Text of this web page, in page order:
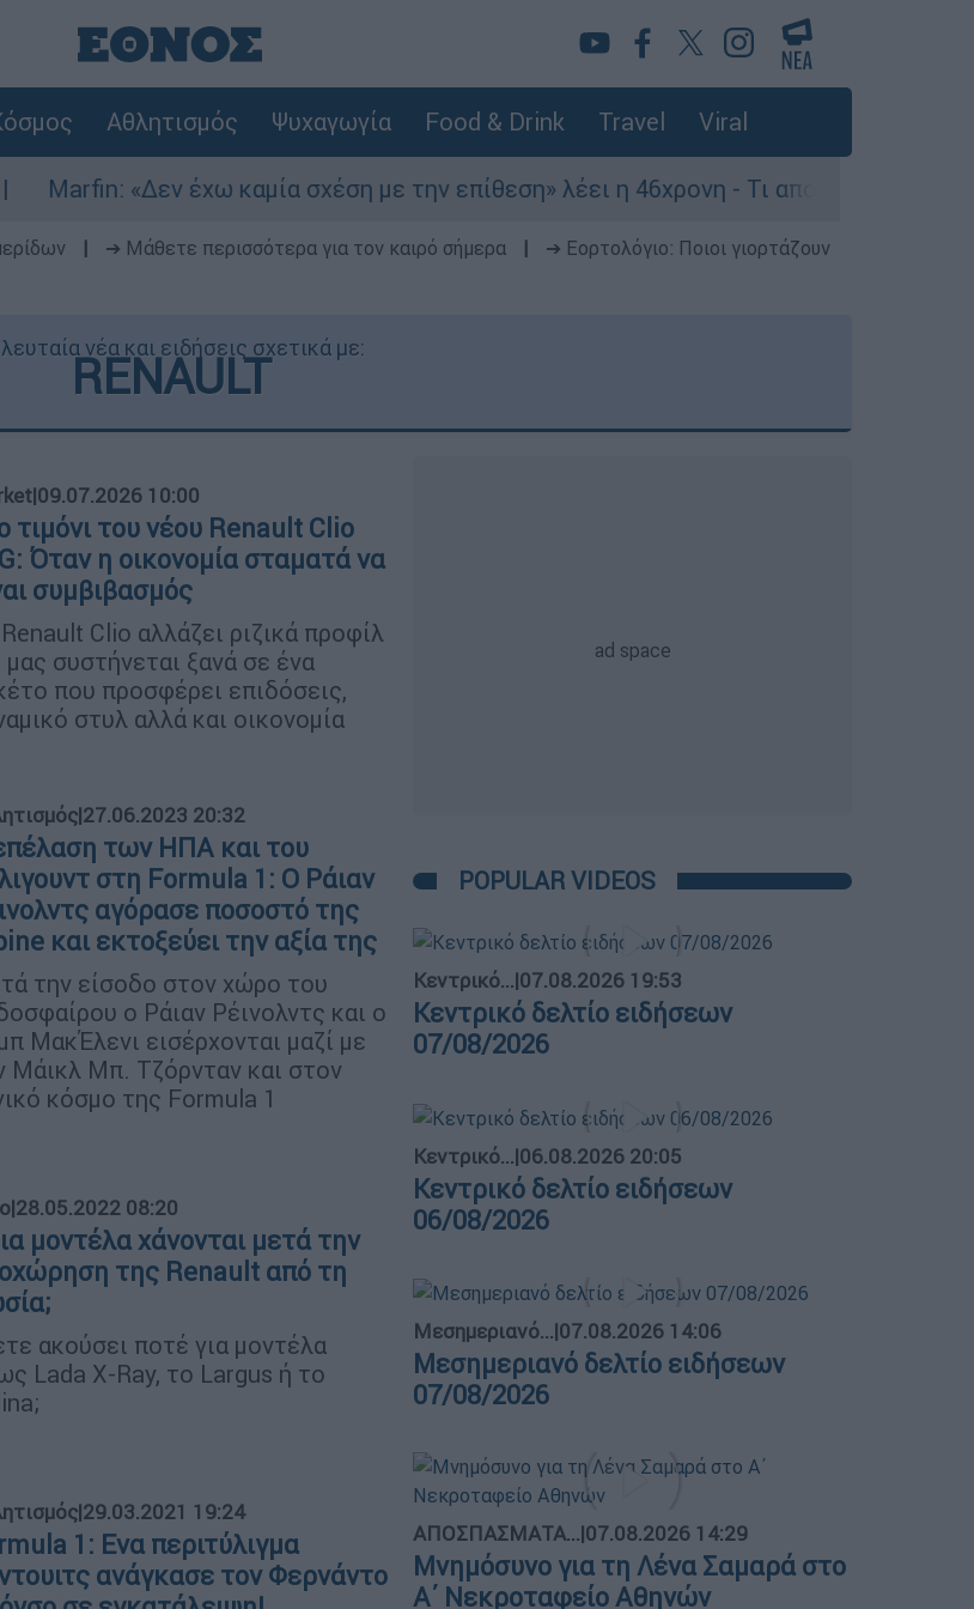
Αθλητισμός Ψυχαγωγία Food & Drink Travel Viral
έχω καμία σχέση με την επίθεση» λέει η 46χρονη - Τι αποκάλυψε στους
➔ Μάθετε περισσότερα για τον καιρό σήμερα
➔ Εορτολόγιο: Ποιοι γιορτάζουν
νέα και ειδήσεις σχετικά με:
RENAULT
|09.07.2026 10:00
τιμόνι του νέου Renault Clio
Όταν η οικονομία σταματά να
συμβιβασμός
Clio αλλάζει ριζικά προφίλ
μας συστήνεται ξανά σε ένα
που προσφέρει επιδόσεις,
στυλ αλλά και οικονομία
|27.06.2023 20:32
των ΗΠΑ και του
στη Formula 1: Ο Ράιαν
αγόρασε ποσοστό της
και εκτοξεύει την αξία της
την είσοδο στον χώρο του
ο Ράιαν Ρέινολντς και ο
ΜακΈλενι εισέρχονται μαζί με
Μάικλ Μπ. Τζόρνταν και στον
κόσμο της Formula 1
|28.05.2022 08:20
μοντέλα χάνονται μετά την
της Renault από τη
ακούσει ποτέ για μοντέλα
Lada X-Ray, το Largus ή το
|29.03.2021 19:24
1: Ενα περιτύλιγμα
ανάγκασε τον Φερνάντο
POPULAR VIDEOS
Κεντρικό...|07.08.2026 19:53
Κεντρικό δελτίο ειδήσεων
07/08/2026
Κεντρικό...|06.08.2026 20:05
Κεντρικό δελτίο ειδήσεων
06/08/2026
Μεσημεριανό...|07.08.2026 14:06
Μεσημεριανό δελτίο ειδήσεων
07/08/2026
ΑΠΟΣΠΑΣΜΑΤΑ...|07.08.2026 14:29
Μνημόσυνο για τη Λένα Σαμαρά στο
Α΄ Νεκροταφείο Αθηνών